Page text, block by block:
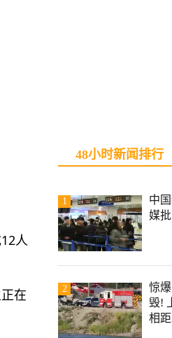
人
在
48小时新闻排行
1
中
媒
2
惊
毁!
相